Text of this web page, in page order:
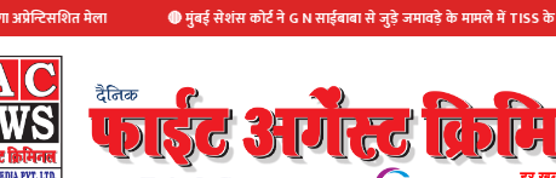
🔴 मुंबई सेशंस कोर्ट ने G N साईबाबा से जुड़े जमावड़े के मामले में TISS के 7 छात्रों को अग्रिम